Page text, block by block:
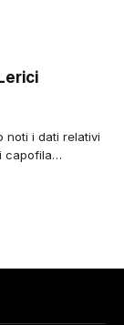
noti i dati relativi
capofila…